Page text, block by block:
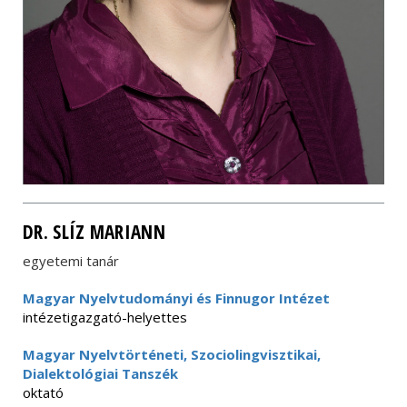
DR. SLÍZ MARIANN
egyetemi tanár
Magyar Nyelvtudományi és Finnugor Intézet
intézetigazgató-helyettes
Magyar Nyelvtörténeti, Szociolingvisztikai,
Dialektológiai Tanszék
oktató